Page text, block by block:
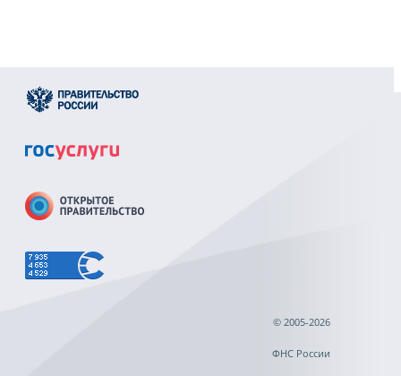
© 2005-2026
ФНС России